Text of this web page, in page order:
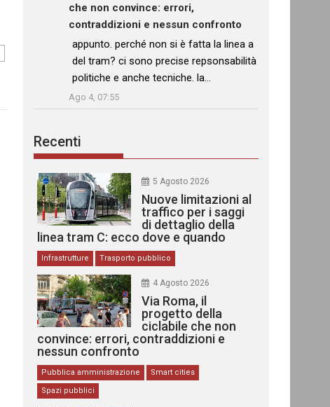
che non convince: errori,
contraddizioni e nessun confronto
: “
appunto. perché non si è fatta la linea a
del tram? ci sono precise repsonsabilità
politiche e anche tecniche. la…
Ago 4, 07:55
Recenti
5 Agosto 2026
Nuove limitazioni al
traffico per i saggi
di dettaglio della
linea tram C: ecco dove e quando
Infrastrutture Trasporto pubblico
4 Agosto 2026
Via Roma, il
progetto della
ciclabile che non
convince: errori, contraddizioni e
nessun confronto
Pubblica amministrazione
Smart cities
Spazi pubblici